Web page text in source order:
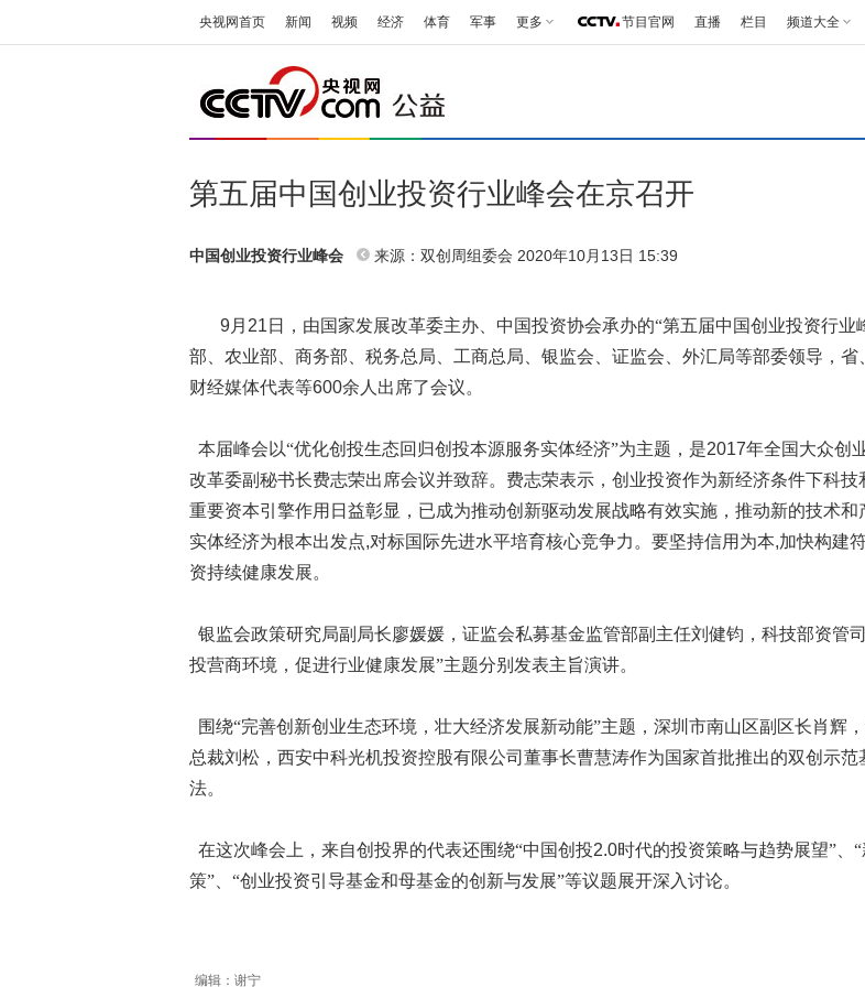
央视网首页 新闻 视频 经济 体育 军事 更多 节目官网 直播 栏目 频道大全
第五届中国创业投资行业峰会在京召开
中国创业投资行业峰会 来源：双创周组委会 2020年10月13日 15:39
9月 21 日，由国家发展改革委主办、中国投资协会承办的“第五届中国创业投资行
部、农业部、商务部、税务总局、工商总局、银监会、证监会、外汇局等部委领导，
财经媒体代表等600余人出席了会议。
本届峰会以“优化创投生态回归创投本源服务实体经济”为主题， 是2017年全国大众创
改革委副秘书长费志荣出席会议并致辞。费志荣表示，创业投资作为新经济条件下科
重要资本引擎作用日益彰显，已成为推动创新驱动发展战略有效实施，推动新的技术
实体经济为根本出发点,对标国际先进水平培育核心竞争力。要坚持信用为本,加快构建
资持续健康发展。
银监会政策研究局副局长廖媛媛，证监会私募基金监管部副主任刘健钧，科技部资管
投营商环境，促进行业健康发展”主题分别发表主旨演讲。
围绕“完善创新创业生态环境，壮大经济发展新动能”主题，深圳市南山区副区长肖辉
总裁刘松，西安中科光机投资控股有限公司董事长曹慧涛作为国家首批推出的双创示
法。
在这次峰会上，来自创投界的代表还围绕“中国创投2.0时代的投资策略与趋势展望”、
策”、“创业投资引导基金和母基金的创新与发展”等议题展开深入讨论。
编辑：谢宁